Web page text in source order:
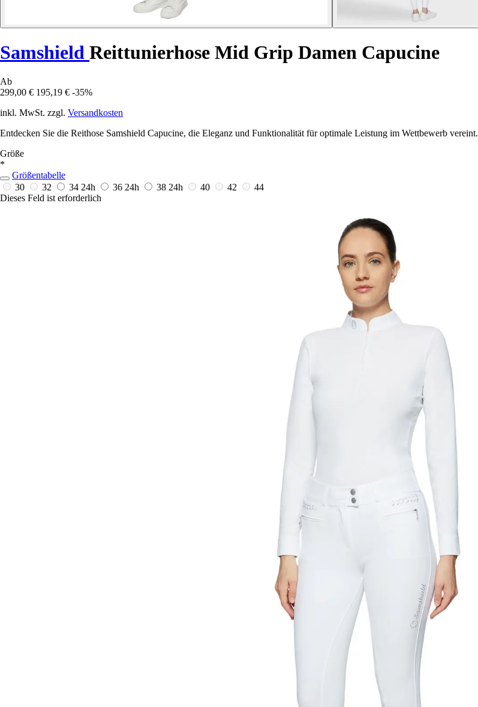
Samshield Reittunierhose Mid Grip Damen Capucine
Ab
299,00 € 195,19 € -35%
inkl. MwSt. zzgl. Versandkosten
Entdecken Sie die Reithose Samshield Capucine, die Eleganz und Funktionalität für optimale Leistung im Wettbewerb vereint.
Größe
*
Größentabelle
30
32 34 24h 36 24h 38 24h 40 42
44
Dieses Feld ist erforderlich